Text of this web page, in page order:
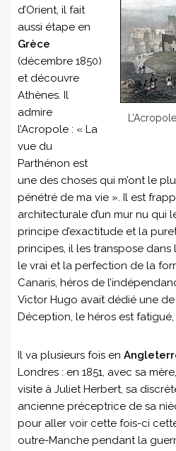
d’Orient, il fait
aussi étape en
Grèce
(décembre 1850)
et découvre
Athènes. Il
admire
l’Acropole : « La
vue du
Parthénon est
une des choses qui m’ont le
pénétré de ma vie ». Il est
architecturale d’un mur nu qui
principe d’exactitude et la
principes, il les transpose dans
le vrai et la perfection de la
Canaris, héros de
Victor Hugo avait dédié une de
Déception, le héros est
Il va plusieurs fois en
Londres : en 1851, avec sa
visite à Juliet Herbert, sa
ancienne préceptrice de sa
pour aller voir cette fois-ci
outre-Manche pendant la